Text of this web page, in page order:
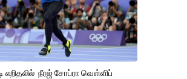
எறிதலில் நீரஜ் சோப்ரா வெள்ளிப்